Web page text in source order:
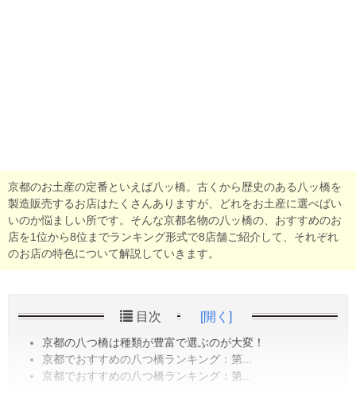
京都のお土産の定番といえば八ッ橋。古くから歴史のある八ッ橋を
製造販売するお店はたくさんありますが、どれをお土産に選べばい
いのか悩ましい所です。そんな京都名物の八ッ橋の、おすすめのお
店を1位から8位までランキング形式で8店舗ご紹介して、それぞれ
のお店の特色について解説していきます。
目次 [開く]
京都の八つ橋は種類が豊富で選ぶのが大変！
京都でおすすめの八つ橋ランキング：第...
京都でおすすめの八つ橋ランキング：第...